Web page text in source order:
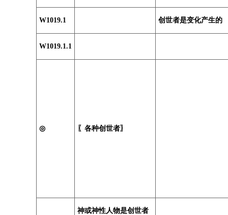
W1019.1 创世者是变化产生的
W1019.1.1
◎ 〖各种创世者〗
神或神性人物是创世者